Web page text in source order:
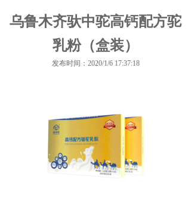
乌鲁木齐驮中驼高钙配方驼
乳粉（盒装）
发布时间：2020/1/6 17:37:18